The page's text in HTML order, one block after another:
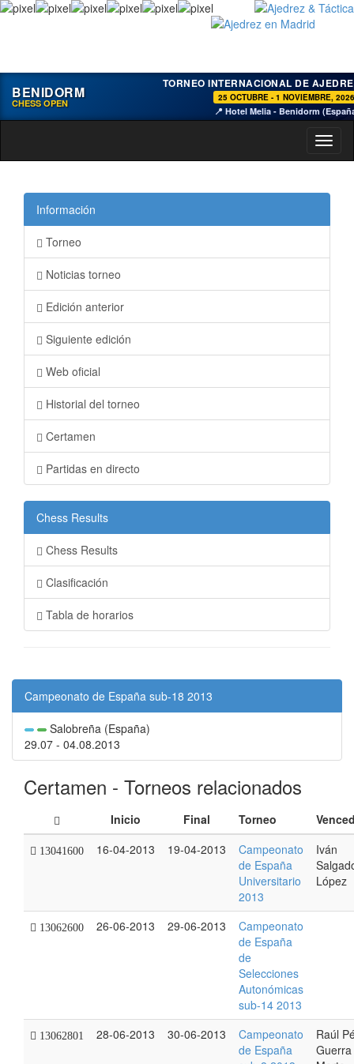
BENIDORM
CHESS OPEN
TORNEO INTERNACIONAL DE
25 OCTUBRE - 1 NOVIEMBRE, 2026
📍 Hotel Melia - Benidorm
Información
Torneo
Noticias torneo
Edición anterior
Siguiente edición
Web oficial
Historial del torneo
Certamen
Partidas en directo
Chess Results
Chess Results
Clasificación
Tabla de horarios
Campeonato de España sub-18 2013
Salobreña (España)
29.07 - 04.08.2013
Certamen - Torneos relacionados
Inicio Final Torneo
13041600 16-04-2013 19-04-2013
Campeonato
de España
Universitario
2013
Iván
López
13062600 26-06-2013 29-06-2013
Campeonato
de España
de
Selecciones
Autonómicas
sub-14 2013
13062801 28-06-2013 30-06-2013
Campeonato
de España
Raúl